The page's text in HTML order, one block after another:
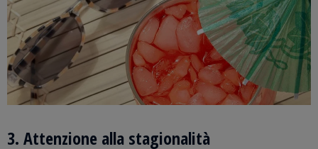
3. Attenzione alla stagionalità